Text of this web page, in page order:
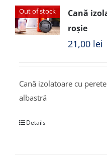
Out of stock
Cană
roșie
21,00 lei
Cană izolatoare cu
albastră
Details